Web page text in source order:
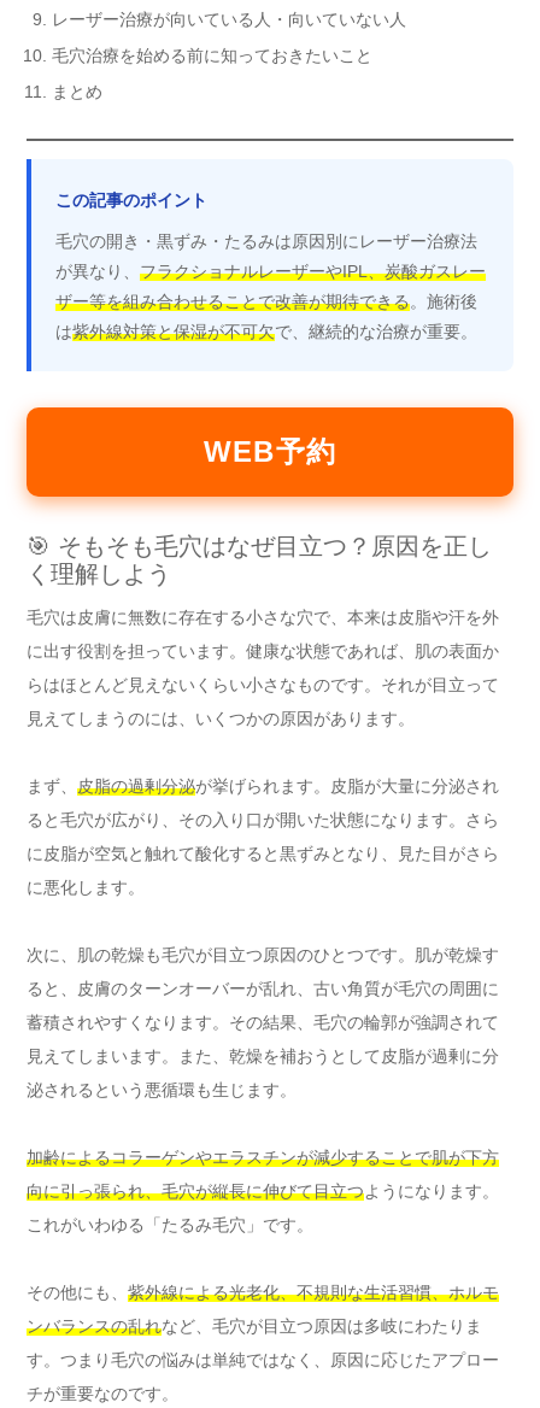
レーザー治療が向いている人・向いていない人
毛穴治療を始める前に知っておきたいこと
まとめ
この記事のポイント
毛穴の開き・黒ずみ・たるみは原因別にレーザー治療法
が異なり、 フラクショナルレーザーやIPL、炭酸ガスレー
ザー等を組み合わせることで改善が期待できる。施術後
は紫外線対策と保湿が不可欠で、継続的な治療が重要。
WEB予約
🎯 そもそも毛穴はなぜ目立つ？原因を正し
く理解しよう
毛穴は皮膚に無数に存在する小さな穴で、本来は皮脂や汗を外
に出す役割を担っています。健康な状態であれば、肌の表面か
らはほとんど見えないくらい小さなものです。それが目立って
見えてしまうのには、いくつかの原因があります。
まず、 皮脂の過剰分泌が挙げられます。皮脂が大量に分泌され
ると毛穴が広がり、その入り口が開いた状態になります。さら
に皮脂が空気と触れて酸化すると黒ずみとなり、見た目がさら
に悪化します。
次に、肌の乾燥も毛穴が目立つ原因のひとつです。肌が乾燥す
ると、皮膚のターンオーバーが乱れ、古い角質が毛穴の周囲に
蓄積されやすくなります。その結果、毛穴の輪郭が強調されて
見えてしまいます。また、乾燥を補おうとして皮脂が過剰に分
泌されるという悪循環も生じます。
加齢によるコラーゲンやエラスチンが減少することで肌が下方
向に引っ張られ、毛穴が縦長に伸びて目立つようになります。
これがいわゆる「たるみ毛穴」です。
その他にも、 紫外線による光老化、不規則な生活習慣、ホルモ
ンバランスの乱れなど、毛穴が目立つ原因は多岐にわたりま
す。つまり毛穴の悩みは単純ではなく、原因に応じたアプロー
チが重要なのです。